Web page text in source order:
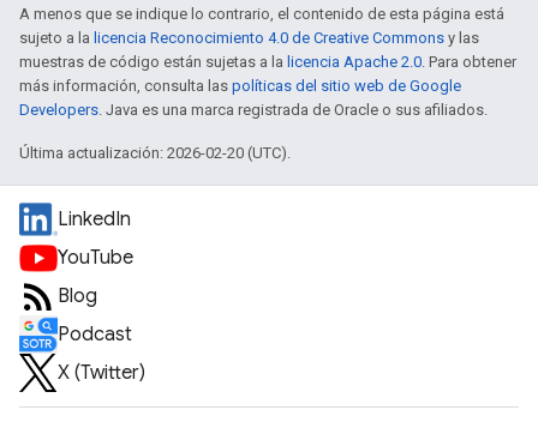
A menos que se indique lo contrario, el contenido de esta página está
sujeto a la licencia Reconocimiento 4.0 de Creative Commons y las
muestras de código están sujetas a la licencia Apache 2.0 . Para obtener
más información, consulta las políticas del sitio web de Google
Developers . Java es una marca registrada de Oracle o sus afiliados.
Última actualización: 2026-02-20 (UTC).
LinkedIn
YouTube
Blog
Podcast
X (Twitter)